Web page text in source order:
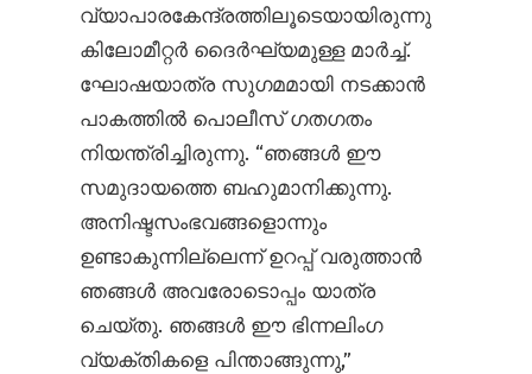
വ്യാപാരകേന്ദ്രത്തിലൂടെയായിരുന്നു
കിലോമീറ്റർ ദൈർഘ്യമുള്ള മാർച്ച്.
ഘോഷയാത്ര സുഗമമായി നടക്കാൻ
പാകത്തിൽ പൊലീസ് ഗതഗതം
നിയന്ത്രിച്ചിരുന്നു. “ഞങ്ങൾ ഈ
സമുദായത്തെ ബഹുമാനിക്കുന്നു.
അനിഷ്ടസംഭവങ്ങളൊന്നും
ഉണ്ടാകുന്നില്ലെന്ന് ഉറപ്പ് വരുത്താൻ
ഞങ്ങൾ അവരോടൊപ്പം യാത്ര
ചെയ്തു. ഞങ്ങൾ ഈ ഭിന്നലിംഗ
വ്യക്തികളെ പിന്താങ്ങുന്നു,”